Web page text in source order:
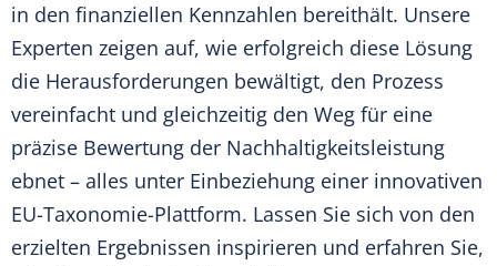
in den finanziellen Kennzahlen bereithält. Unsere
Experten zeigen auf, wie erfolgreich diese Lösung
die Herausforderungen bewältigt, den Prozess
vereinfacht und gleichzeitig den Weg für eine
präzise Bewertung der Nachhaltigkeitsleistung
ebnet – alles unter Einbeziehung einer innovativen
EU-Taxonomie-Plattform. Lassen Sie sich von den
erzielten Ergebnissen inspirieren und erfahren Sie,